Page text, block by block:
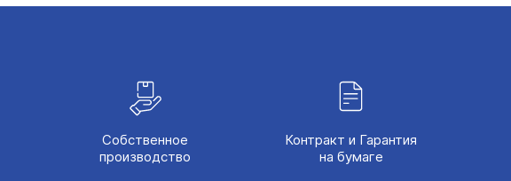
Собственное
производство
Контракт и Гарантия
на бумаге